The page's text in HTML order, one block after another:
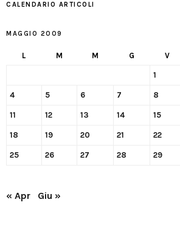
CALENDARIO ARTICOLI
MAGGIO 2009
L M M G V
1
4 5 6 7 8
11 12 13 14 15
18 19 20 21 22
25 26 27 28 29
« Apr Giu »